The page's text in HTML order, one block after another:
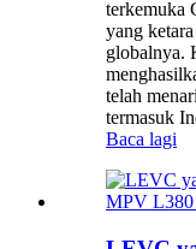
terkemuka
yang
globalnya.
telah
termasuk
Baca lagi